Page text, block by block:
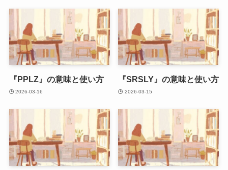
『PPLZ』の意味と使い方
2026-03-16
『SRSLY』の意味と使い方
2026-03-15